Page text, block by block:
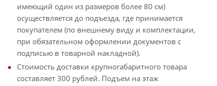
имеющий один из размеров более 80 см)
осуществляется до подъезда, где принимается
покупателем (по внешнему виду и комплектации,
при обязательном оформлении документов с
подписью в товарной накладной).
Стоимость доставки крупногабаритного товара
составляет 300 рублей. Подъем на этаж